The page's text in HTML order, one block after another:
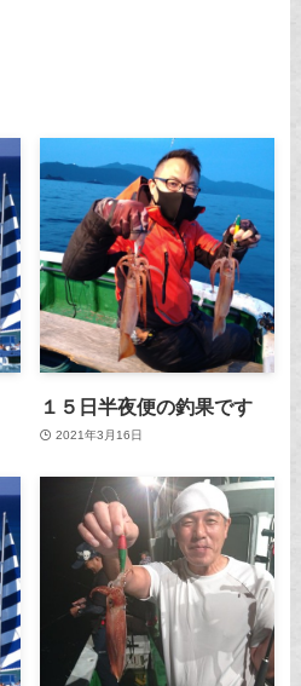
１５日半夜便の釣果です
2021年3月16日